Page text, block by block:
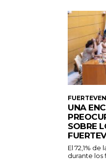
UNA
SOBRE
El 72,1%
durante los